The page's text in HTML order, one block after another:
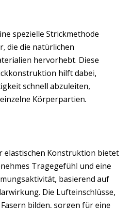
spezielle Strickmethode
die die natürlichen
hervorhebt. Diese
hilft dabei,
schnell abzuleiten,
Körperpartien.
elastischen Konstruktion bietet
Tragegefühl und eine
basierend auf
Die Lufteinschlüsse,
bilden, sorgen für eine